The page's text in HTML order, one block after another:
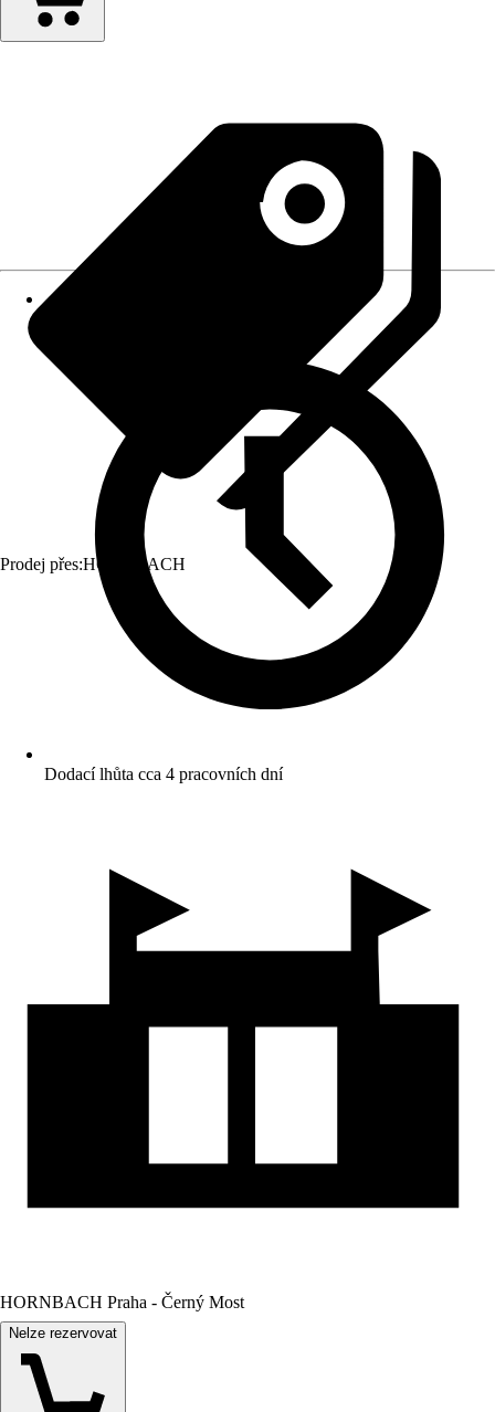
Prodej přes:HORNBACH
Dodací lhůta cca 4 pracovních dní
HORNBACH Praha - Černý Most
Nelze rezervovat